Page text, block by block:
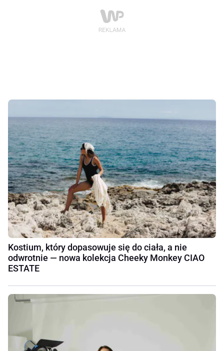
Kostium, który dopasowuje się do ciała, a nie
odwrotnie — nowa kolekcja Cheeky Monkey CIAO
ESTATE